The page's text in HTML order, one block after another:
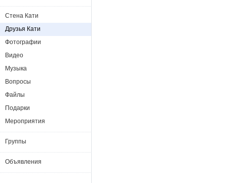
Стена Кати
Друзья Кати
Фотографии
Видео
Музыка
Вопросы
Файлы
Подарки
Мероприятия
Группы
Объявления